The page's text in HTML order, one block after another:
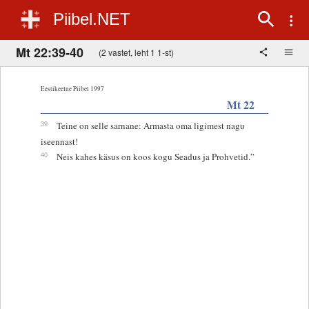
Piibel.NET
Mt 22:39-40 (2 vastet, leht 1 1-st)
Eestikeelne Piibel 1997
Mt 22
39
Teine on selle sarnane: Armasta oma ligimest nagu
iseennast!
40 Neis kahes käsus on koos kogu Seadus ja Prohvetid.”